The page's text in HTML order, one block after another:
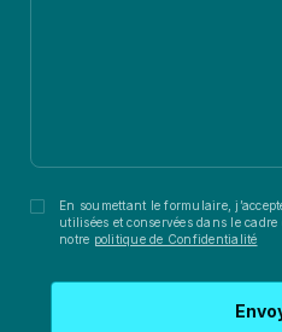
En soumettant le formulaire,
utilisées et conservées dans le
notre politique de Confidentialité